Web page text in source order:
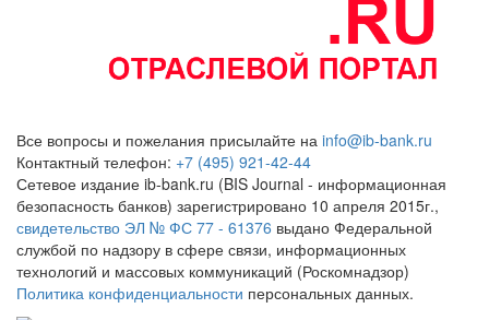
Все вопросы и пожелания присылайте на info@ib-bank.ru
Контактный телефон: +7 (495) 921-42-44
Сетевое издание ib-bank.ru (BIS Journal - информационная
безопасность банков) зарегистрировано 10 апреля 2015г.,
свидетельство ЭЛ № ФС 77 - 61376 выдано Федеральной
службой по надзору в сфере связи, информационных
технологий и массовых коммуникаций (Роскомнадзор)
Политика конфиденциальности персональных данных.